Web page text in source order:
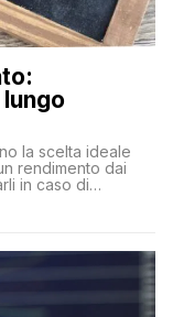
la scelta ideale
rendimento dai
in caso di
tradizionali,
[…]